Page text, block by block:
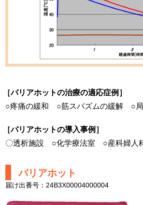
［バリアホットの治療の適応症例］
○疼痛の緩和 ○筋スパズムの緩解 ○
［バリアホットの導入事例］
〇透析施設 ○化学療法室 ○産科婦人
バリアホット
届け出番号：24B3X00004000004